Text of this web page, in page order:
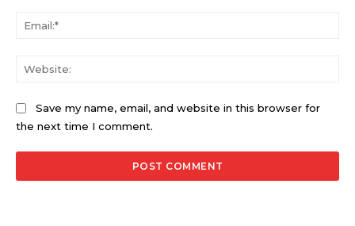
Save my name, email, and website in this browser for
the next time I comment.